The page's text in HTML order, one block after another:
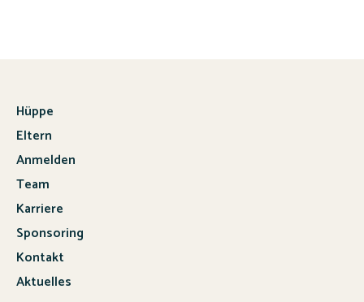
Hüppe
Eltern
Anmelden
Team
Karriere
Sponsoring
Kontakt
Aktuelles